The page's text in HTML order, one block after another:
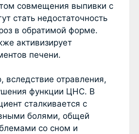
совмещения выпивки с
стать недостаточность
в обратимой форме.
активизирует
печени.
вследствие отравления,
функции ЦНС. В
сталкивается с
болями, общей
со сном и